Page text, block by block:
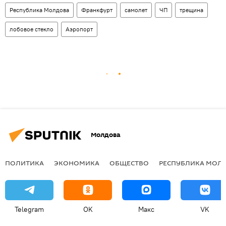
Республика Молдова Франкфурт самолет ЧП трещина
лобовое стекло Аэропорт
Молдова
ПОЛИТИКА ЭКОНОМИКА ОБЩЕСТВО РЕСПУБЛИКА
Telegram OK Макс VK